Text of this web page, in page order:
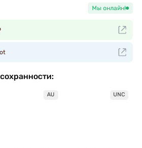
Мы онлайн!
AU UNC